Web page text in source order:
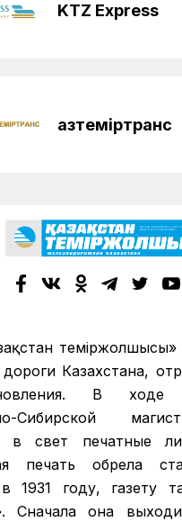
KTZ Express
Қазтеміртранс
Казахстана,
В ходе
Сибирской
в свет печатные
печать обрела
1931 году, газету
Сначала она